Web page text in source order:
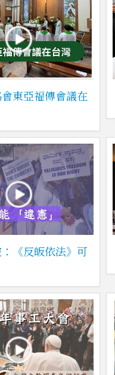
東亞福傳會議在
《反皈依法》可